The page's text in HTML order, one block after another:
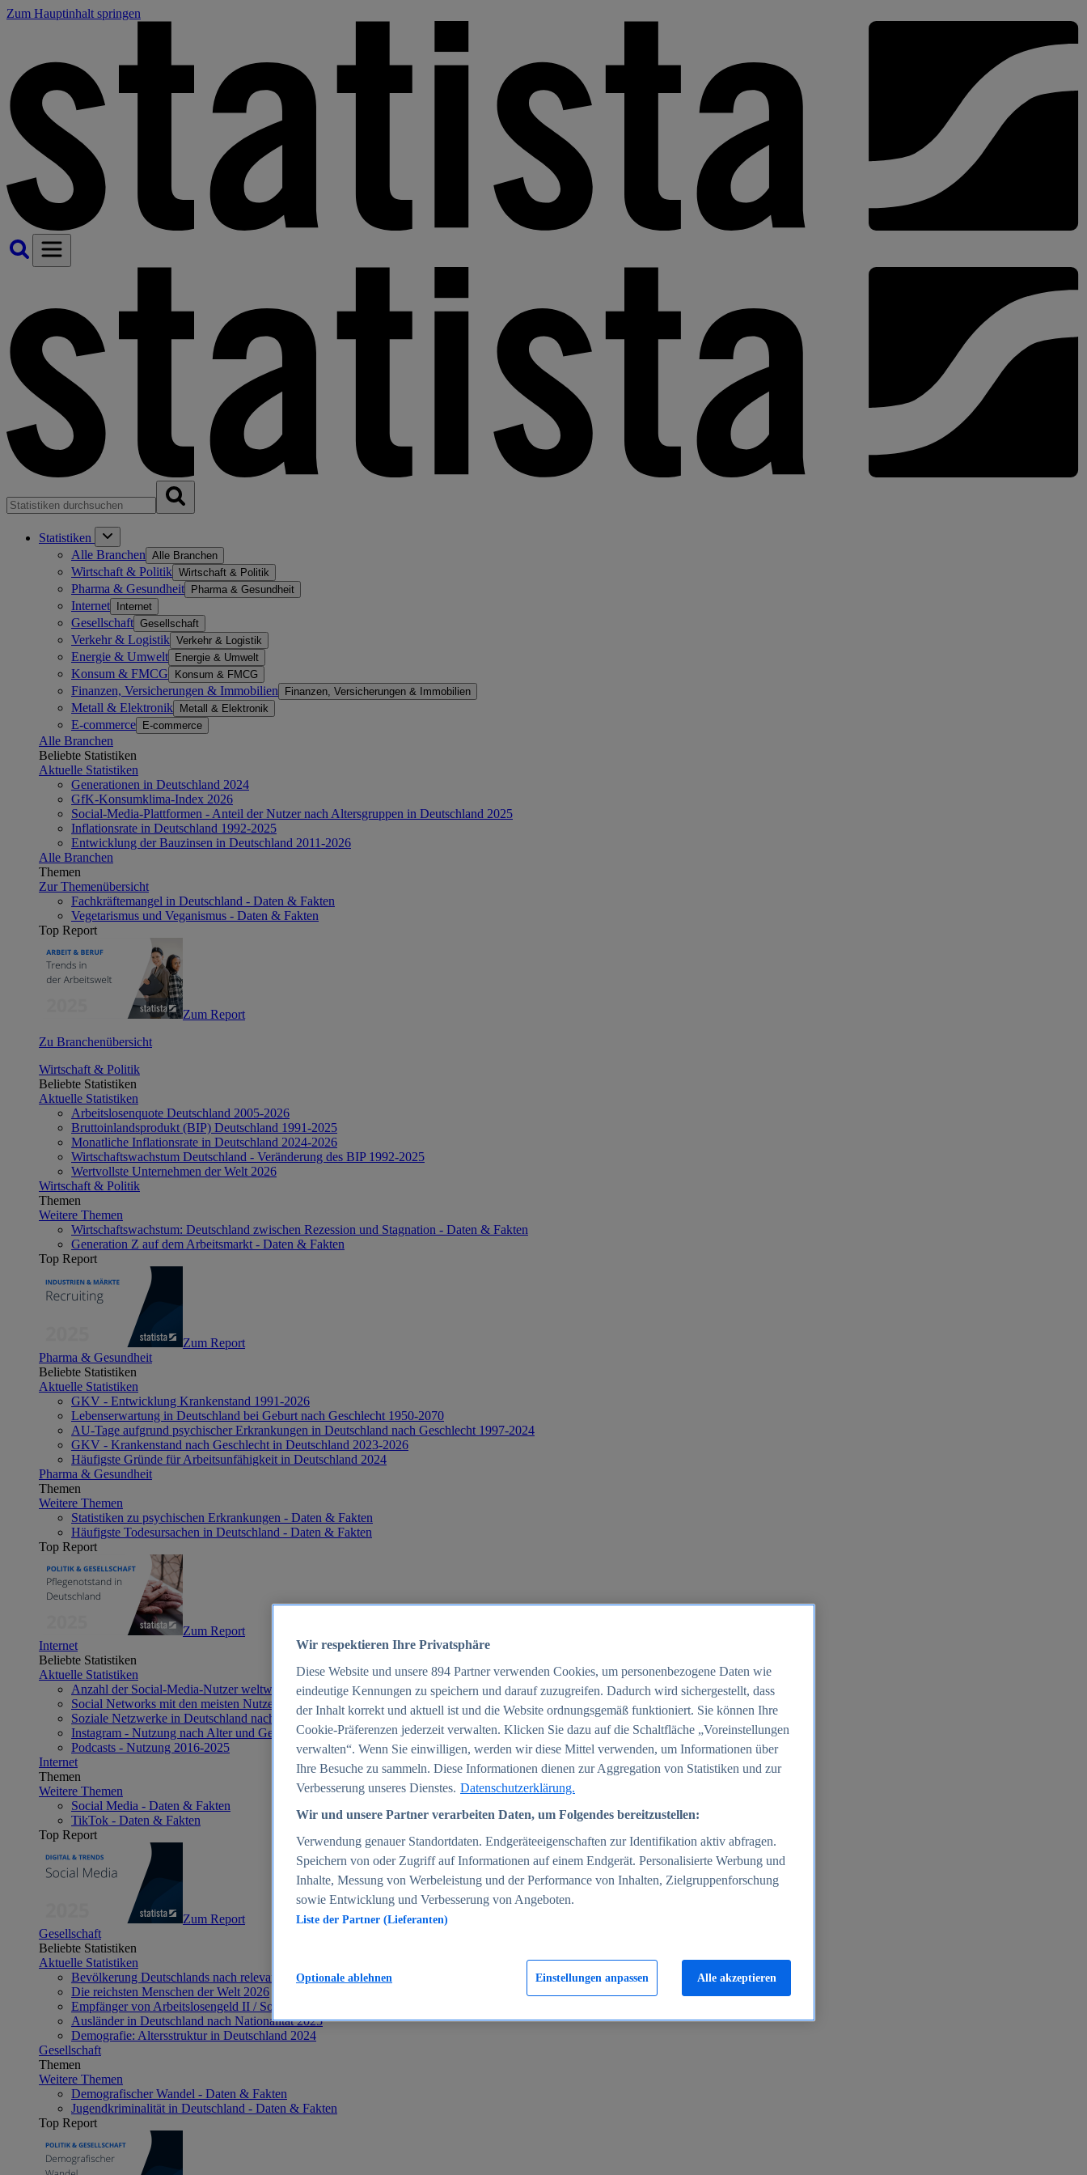
Zum Hauptinhalt springen
Statistiken
Alle Branchen Alle Branchen
Wirtschaft & Politik Wirtschaft & Politik
Pharma & Gesundheit Pharma & Gesundheit
Internet Internet
Gesellschaft Gesellschaft
Verkehr & Logistik Verkehr & Logistik
Energie & Umwelt Energie & Umwelt
Konsum & FMCG Konsum & FMCG
Finanzen, Versicherungen & Immobilien Finanzen, Versicherungen & Immobilien
Metall & Elektronik Metall & Elektronik
E-commerce E-commerce
Alle Branchen
Beliebte Statistiken
Aktuelle Statistiken
Generationen in Deutschland 2024
GfK-Konsumklima-Index 2026
Social-Media-Plattformen - Anteil der Nutzer nach Altersgruppen in Deutschland 2025
Inflationsrate in Deutschland 1992-2025
Entwicklung der Bauzinsen in Deutschland 2011-2026
Alle Branchen
Themen
Zur Themenübersicht
Fachkräftemangel in Deutschland - Daten & Fakten
Vegetarismus und Veganismus - Daten & Fakten
Top Report
Zum Report
Zu Branchenübersicht
Wirtschaft & Politik
Beliebte Statistiken
Aktuelle Statistiken
Arbeitslosenquote Deutschland 2005-2026
Bruttoinlandsprodukt (BIP) Deutschland 1991-2025
Monatliche Inflationsrate in Deutschland 2024-2026
Wirtschaftswachstum Deutschland - Veränderung des BIP 1992-2025
Wertvollste Unternehmen der Welt 2026
Wirtschaft & Politik
Themen
Weitere Themen
Wirtschaftswachstum: Deutschland zwischen Rezession und Stagnation - Daten & Fakten
Generation Z auf dem Arbeitsmarkt - Daten & Fakten
Top Report
Zum Report
Pharma & Gesundheit
Beliebte Statistiken
Aktuelle Statistiken
GKV - Entwicklung Krankenstand 1991-2026
Lebenserwartung in Deutschland bei Geburt nach Geschlecht 1950-2070
AU-Tage aufgrund psychischer Erkrankungen in Deutschland nach Geschlecht 1997-2024
GKV - Krankenstand nach Geschlecht in Deutschland 2023-2026
Häufigste Gründe für Arbeitsunfähigkeit in Deutschland 2024
Pharma & Gesundheit
Themen
Weitere Themen
Statistiken zu psychischen Erkrankungen - Daten & Fakten
Häufigste Todesursachen in Deutschland - Daten & Fakten
Top Report
Zum Report
Internet
Beliebte Statistiken
Aktuelle Statistiken
Anzahl der Social-Media-Nutzer weltweit 2012-2025
Social Networks mit den meisten Nutzern weltweit 2025
Soziale Netzwerke in Deutschland nach Generationen 2025
Instagram - Nutzung nach Alter und Geschlecht in Deutschland 2025
Podcasts - Nutzung 2016-2025
Internet
Themen
Weitere Themen
Social Media - Daten & Fakten
TikTok - Daten & Fakten
Top Report
Zum Report
Gesellschaft
Beliebte Statistiken
Aktuelle Statistiken
Bevölkerung Deutschlands nach relevanten Altersgruppen 2024
Die reichsten Menschen der Welt 2026
Empfänger von Arbeitslosengeld II / Sozialgeld / Bürgergeld in Deutschland 2005-2025
Ausländer in Deutschland nach Nationalität 2025
Demografie: Altersstruktur in Deutschland 2024
Gesellschaft
Themen
Weitere Themen
Demografischer Wandel - Daten & Fakten
Jugendkriminalität in Deutschland - Daten & Fakten
Top Report
Wir respektieren Ihre Privatsphäre
Diese Website und unsere 894 Partner verwenden Cookies, um personenbezogene Daten wie
eindeutige Kennungen zu speichern und darauf zuzugreifen. Dadurch wird sichergestellt, dass
der Inhalt korrekt und aktuell ist und die Website ordnungsgemäß funktioniert. Sie können Ihre
Cookie-Präferenzen jederzeit verwalten. Klicken Sie dazu auf die Schaltfläche „Voreinstellungen
verwalten“. Wenn Sie einwilligen, werden wir diese Mittel verwenden, um Informationen über
Ihre Besuche zu sammeln. Diese Informationen dienen zur Aggregation von Statistiken und zur
Verbesserung unseres Dienstes. Datenschutzerklärung.
Wir und unsere Partner verarbeiten Daten, um Folgendes bereitzustellen:
Verwendung genauer Standortdaten. Endgeräteeigenschaften zur Identifikation aktiv abfragen.
Speichern von oder Zugriff auf Informationen auf einem Endgerät. Personalisierte Werbung und
Inhalte, Messung von Werbeleistung und der Performance von Inhalten, Zielgruppenforschung
sowie Entwicklung und Verbesserung von Angeboten.
Liste der Partner (Lieferanten)
Einstellungen anpassen
Optionale ablehnen Alle akzeptieren